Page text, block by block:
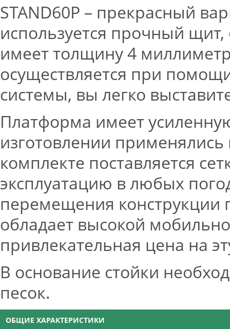
STAND60P – прекрасный
используется прочный
имеет толщину 4
осуществляется при
системы, вы легко
Платформа имеет
изготовлении
комплекте поставляется
эксплуатацию в любых
перемещения конструкции
обладает высокой
привлекательная цена на
В основание стойки
песок.
ОБЩИЕ ХАРАКТЕРИСТИКИ